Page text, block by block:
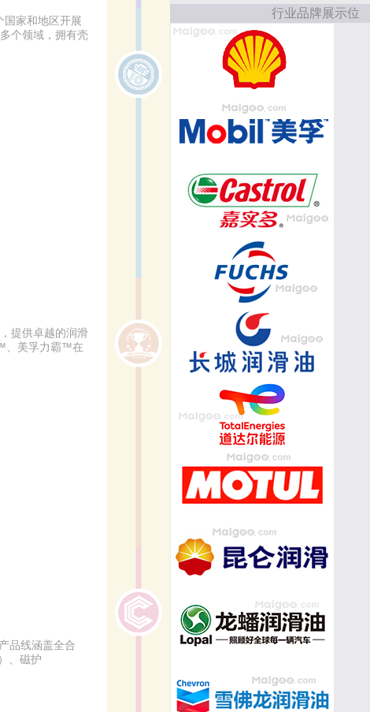
国家和地区开展
个领域，拥有壳
提供卓越的润滑
、美孚力霸™在
品线涵盖全合
、磁护
行业品牌展示位